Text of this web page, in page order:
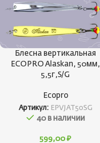
Блесна вертикальная
ECOPRO Alaskan, 50мм,
5,5г,S/G
Ecopro
Артикул: EPVJAT50SG
40 в наличии
599,00 ₽